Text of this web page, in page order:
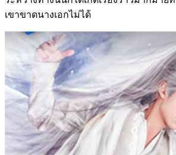
เขาขาดนางเอกไม่ได้